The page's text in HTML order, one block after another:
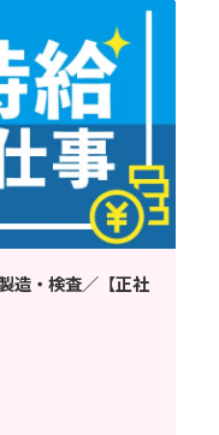
造・検査／【正社